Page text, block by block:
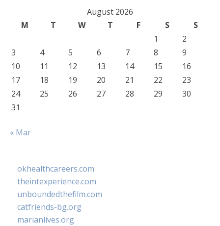
August 2026
M
T W T F S
S
1
2
3
4 5 6 7 8
9
10
11 12 13 14 15
16
17
18 19 20 21 22
23
24
25 26 27 28 29
30
31
« Mar
okhealthcareers.com
theintexperience.com
unboundedthefilm.com
catfriends-bg.org
marianlives.org